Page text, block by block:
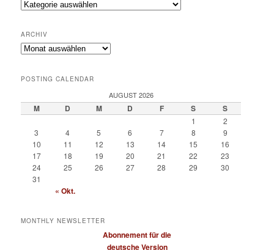
Categories
ARCHIV
Archiv
POSTING CALENDAR
AUGUST 2026
M D M D F S S
1
2
3
4 5 6 7 8
9
10
11 12 13 14 15
16
17
18 19 20 21 22
23
24
25 26 27 28 29
30
31
« Okt.
MONTHLY NEWSLETTER
Abonnement für die
deutsche Version